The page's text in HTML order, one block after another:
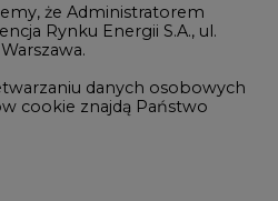
że Administratorem
Rynku Energii S.A., ul.
danych osobowych
cookie znajdą Państwo